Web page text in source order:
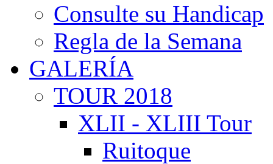
Consulte su Handicap
Regla de la Semana
GALERÍA
TOUR 2018
XLII - XLIII Tour
Ruitoque